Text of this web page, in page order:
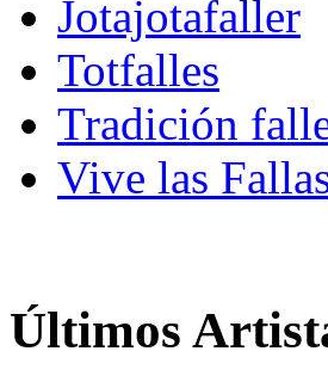
Jotajotafaller
Totfalles
Tradición
Vive las
Últimos